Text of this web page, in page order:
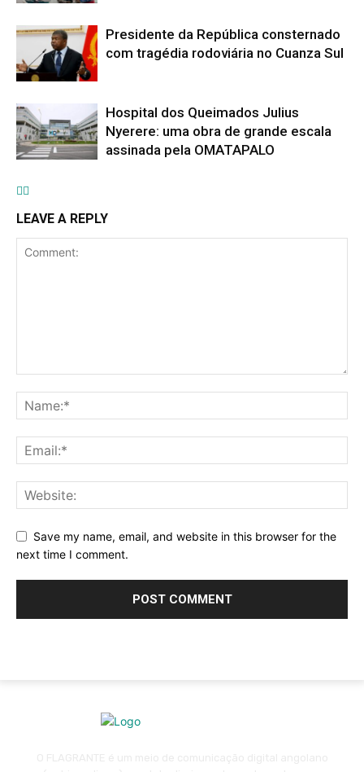
Presidente da República consternado
com tragédia rodoviária no Cuanza Sul
Hospital dos Queimados Julius
Nyerere: uma obra de grande escala
assinada pela OMATAPALO
LEAVE A REPLY
Save my name, email, and website in this browser for the
next time I comment.